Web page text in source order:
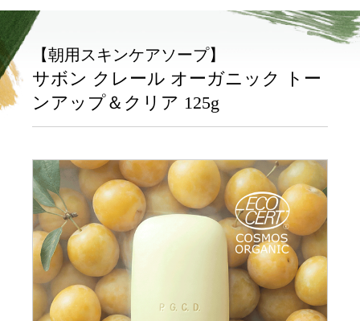
【朝用スキンケアソープ】
サボン クレール オーガニック トー
ンアップ＆クリア 125g